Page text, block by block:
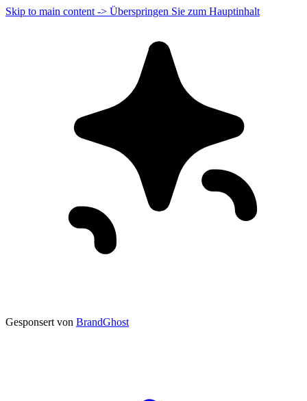
Skip to main content -> Überspringen Sie zum Hauptinhalt
Gesponsert von BrandGhost